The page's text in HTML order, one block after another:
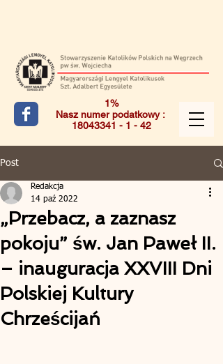
1%
Nasz numer podatkowy :
18043341 - 1 - 42
Post
„Przebacz, a zaznasz
pokoju” św. Jan Paweł II.
– inauguracja XXVIII Dni
Polskiej Kultury
Chrześcijań
Redakcja
14 paź 2022